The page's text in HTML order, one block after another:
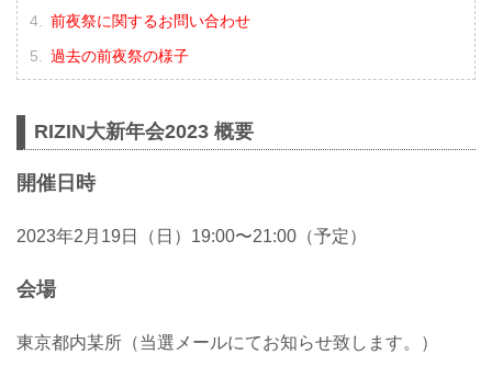
加しよう！...
前夜祭に関するお問い合わせ
過去の前夜祭の様子
RIZIN大新年会2023 概要
開催日時
2023年2月19日（日）19:00〜21:00（予定）
会場
東京都内某所（当選メールにてお知らせ致します。）